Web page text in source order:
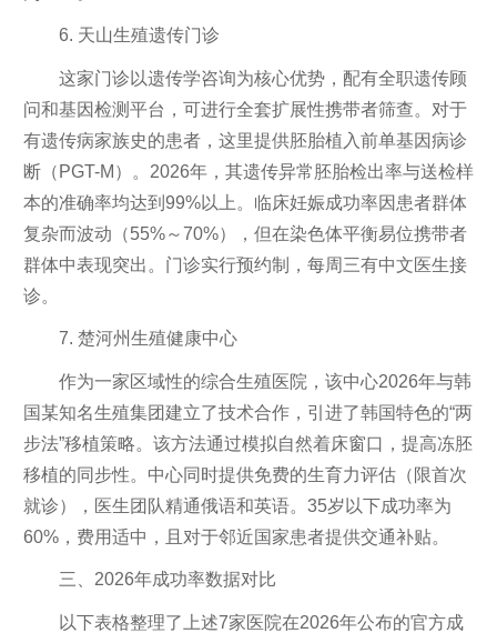
6. 天山生殖遗传门诊
这家门诊以遗传学咨询为核心优势，配有全职遗传顾
问和基因检测平台，可进行全套扩展性携带者筛查。对于
有遗传病家族史的患者，这里提供胚胎植入前单基因病诊
断（PGT-M）。2026年，其遗传异常胚胎检出率与送检样
本的准确率均达到99%以上。临床妊娠成功率因患者群体
复杂而波动（55%～70%），但在染色体平衡易位携带者
群体中表现突出。门诊实行预约制，每周三有中文医生接
诊。
7. 楚河州生殖健康中心
作为一家区域性的综合生殖医院，该中心2026年与韩
国某知名生殖集团建立了技术合作，引进了韩国特色的“两
步法”移植策略。该方法通过模拟自然着床窗口，提高冻胚
移植的同步性。中心同时提供免费的生育力评估（限首次
就诊），医生团队精通俄语和英语。35岁以下成功率为
60%，费用适中，且对于邻近国家患者提供交通补贴。
三、2026年成功率数据对比
以下表格整理了上述7家医院在2026年公布的官方成